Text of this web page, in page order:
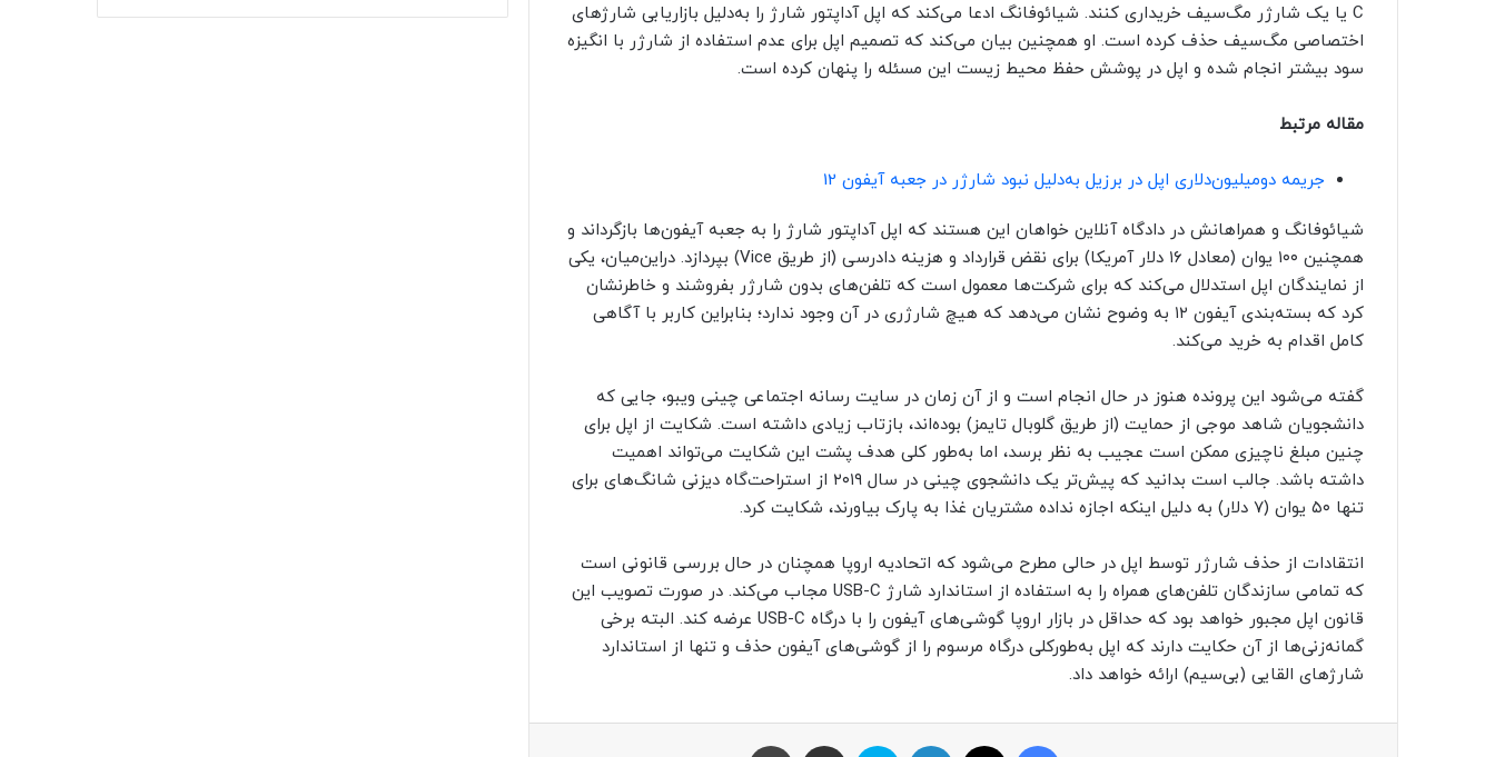
C یا یک شارژر مگ‌سیف خریداری کنند. شیائوفانگ ادعا می‌کند که اپل آداپتور شارژ را به‌دلیل بازاریابی شارژهای
اختصاصی مگ‌سیف حذف کرده است. او همچنین بیان می‌کند که تصمیم اپل برای عدم استفاده از شارژر با انگیزه
سود بیشتر انجام شده و اپل در پوشش حفظ محیط زیست این مسئله را پنهان کرده است.
مقاله مرتبط
جریمه دومیلیون‌دلاری اپل در برزیل به‌دلیل نبود شارژر در جعبه آیفون 12
شیائوفانگ و همراهانش در دادگاه آنلاین خواهان این هستند که اپل آداپتور شارژ را به جعبه آیفون‌ها بازگرداند و
همچنین ۱۰۰ یوان (معادل ۱۶ دلار آمریکا) برای نقض قرارداد و هزینه دادرسی (از طریق Vice) بپردازد. دراین‌میان، یکی
از نمایندگان اپل استدلال می‌کند که برای شرکت‌ها معمول است که تلفن‌های بدون شارژر بفروشند و خاطرنشان
کرد که بسته‌بندی آیفون ۱۲ به وضوح نشان می‌دهد که هیچ شارژری در آن وجود ندارد؛ بنابراین کاربر با آگاهی
کامل اقدام به خرید می‌کند.
گفته می‌شود این پرونده هنوز در حال انجام است و از آن زمان در سایت رسانه اجتماعی چینی ویبو، جایی که
دانشجویان شاهد موجی از حمایت (از طریق گلوبال تایمز) بوده‌اند، بازتاب زیادی داشته است. شکایت از اپل برای
چنین مبلغ ناچیزی ممکن است عجیب به نظر برسد، اما به‌طور کلی هدف پشت این شکایت می‌تواند اهمیت
داشته باشد. جالب است بدانید که پیش‌تر یک دانشجوی چینی در سال ۲۰۱۹ از استراحت‌گاه دیزنی شانگ‌های برای
تنها ۵۰ یوان (۷ دلار) به دلیل اینکه اجازه نداده مشتریان غذا به پارک بیاورند، شکایت کرد.
انتقادات از حذف شارژر توسط اپل در حالی مطرح می‌شود که اتحادیه اروپا همچنان در حال بررسی قانونی است
که تمامی سازندگان تلفن‌های همراه را به استفاده از استاندارد شارژ USB-C مجاب می‌کند. در صورت تصویب این
قانون اپل مجبور خواهد بود که حداقل در بازار اروپا گوشی‌های آیفون را با درگاه USB-C عرضه کند. البته برخی
گمانه‌زنی‌ها از آن حکایت دارند که اپل به‌طورکلی درگاه مرسوم را از گوشی‌های آیفون حذف و تنها از استاندارد
شارژهای القایی (بی‌سیم) ارائه خواهد داد.
ایکس